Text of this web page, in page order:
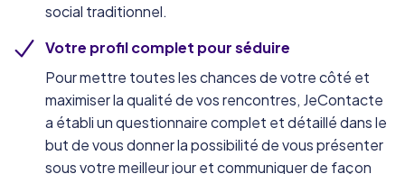
social traditionnel.
Votre profil complet pour séduire
Pour mettre toutes les chances de votre côté et
maximiser la qualité de vos rencontres, JeContacte
a établi un questionnaire complet et détaillé dans le
but de vous donner la possibilité de vous présenter
sous votre meilleur jour et communiquer de façon